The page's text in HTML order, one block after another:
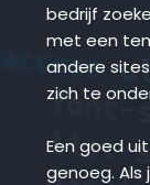
bedrijf
met een
andere
zich te
Een goed
genoeg. Als